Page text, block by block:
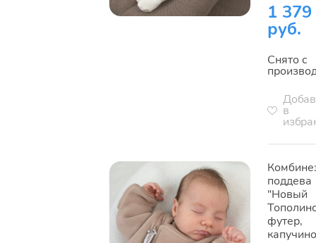
1 379
руб.
Снято с
в
поддева
"Новый
футер,
капучино